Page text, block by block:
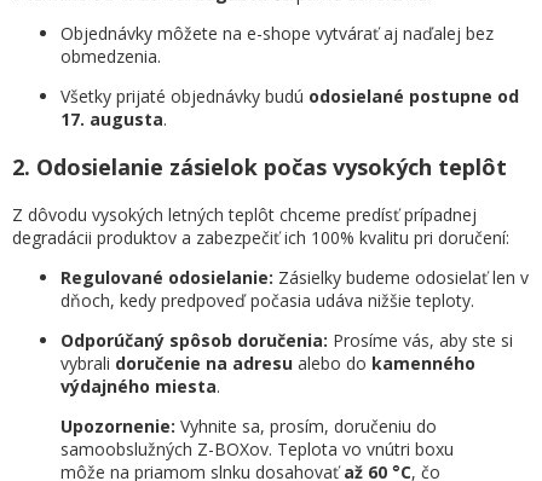
Objednávky môžete na e-shope vytvárať aj naďalej bez
obmedzenia.
Všetky prijaté objednávky budú odosielané postupne od
17. augusta.
2. Odosielanie zásielok počas vysokých teplôt
Z dôvodu vysokých letných teplôt chceme predísť prípadnej
degradácii produktov a zabezpečiť ich 100% kvalitu pri doručení:
Regulované odosielanie: Zásielky budeme odosielať len v
dňoch, kedy predpoveď počasia udáva nižšie teploty.
Odporúčaný spôsob doručenia: Prosíme vás, aby ste si
vybrali doručenie na adresu alebo do kamenného
výdajného miesta.
Upozornenie: Vyhnite sa, prosím, doručeniu do
samoobslužných Z-BOXov. Teplota vo vnútri boxu
môže na priamom slnku dosahovaťaž 60 °C, čo